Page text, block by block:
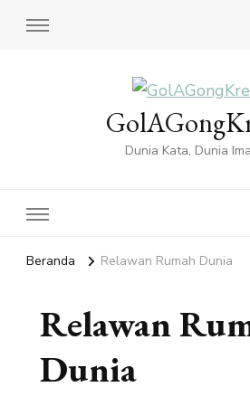
Dunia Kata, Dunia
Beranda Relawan Rumah Dunia
Relawan
Dunia